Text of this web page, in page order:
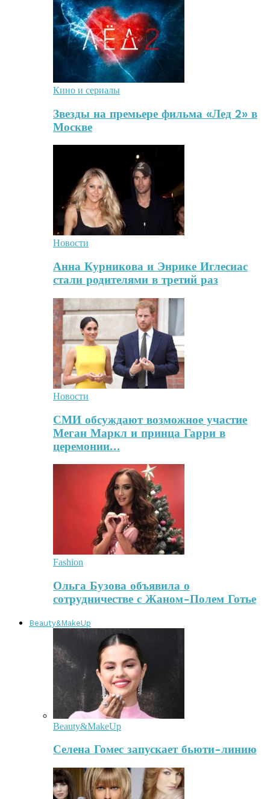
Кино и сериалы
Звезды на премьере фильма «Лед 2» в
Москве
Новости
Анна Курникова и Энрике Иглесиас
стали родителями в третий раз
Новости
СМИ обсуждают возможное участие
Меган Маркл и принца Гарри в
церемонии…
Fashion
Ольга Бузова объявила о
сотрудничестве с Жаном-Полем Готье
Beauty&MakeUp
Beauty&MakeUp
Селена Гомес запускает бьюти-линию